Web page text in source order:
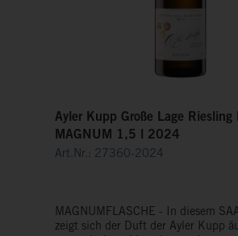
Ayler Kupp Große Lage Riesling
MAGNUM 1,5 l 2024
Art.Nr.: 27360-2024
MAGNUMFLASCHE - In diesem
zeigt sich der Duft der Ayler Kupp